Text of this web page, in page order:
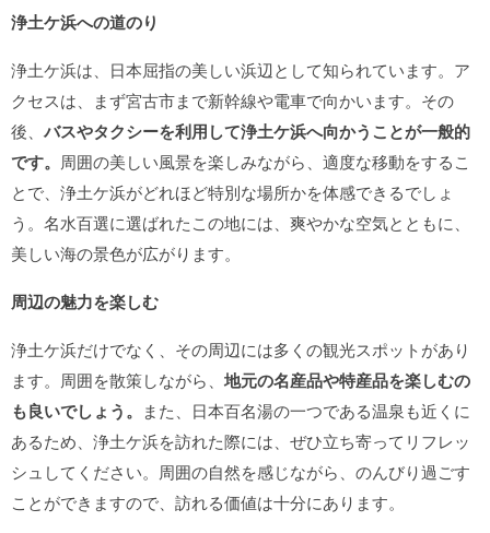
浄土ケ浜への道のり
浄土ケ浜は、日本屈指の美しい浜辺として知られています。ア
クセスは、まず宮古市まで新幹線や電車で向かいます。その
後、 バスやタクシーを利用して浄土ケ浜へ向かうことが一般的
です。 周囲の美しい風景を楽しみながら、適度な移動をするこ
とで、浄土ケ浜がどれほど特別な場所かを体感できるでしょ
う。名水百選に選ばれたこの地には、爽やかな空気とともに、
美しい海の景色が広がります。
周辺の魅力を楽しむ
浄土ケ浜だけでなく、その周辺には多くの観光スポットがあり
ます。周囲を散策しながら、 地元の名産品や特産品を楽しむの
も良いでしょう。 また、日本百名湯の一つである温泉も近くに
あるため、浄土ケ浜を訪れた際には、ぜひ立ち寄ってリフレッ
シュしてください。周囲の自然を感じながら、のんびり過ごす
ことができますので、訪れる価値は十分にあります。